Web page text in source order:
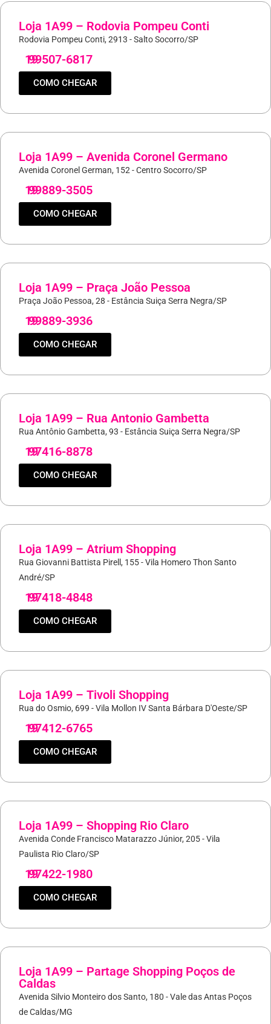
Loja 1A99 – Rodovia Pompeu Conti
Rodovia Pompeu Conti, 2913 - Salto Socorro/SP
19
99507-6817
COMO CHEGAR
Loja 1A99 – Avenida Coronel Germano
Avenida Coronel German, 152 - Centro Socorro/SP
19
99889-3505
COMO CHEGAR
Loja 1A99 – Praça João Pessoa
Praça João Pessoa, 28 - Estância Suiça Serra Negra/SP
19
99889-3936
COMO CHEGAR
Loja 1A99 – Rua Antonio Gambetta
Rua Antônio Gambetta, 93 - Estância Suiça Serra Negra/SP
19
97416-8878
COMO CHEGAR
Loja 1A99 – Atrium Shopping
Rua Giovanni Battista Pirell, 155 - Vila Homero Thon Santo
André/SP
19
97418-4848
COMO CHEGAR
Loja 1A99 – Tivoli Shopping
Rua do Osmio, 699 - Vila Mollon IV Santa Bárbara D'Oeste/SP
19
97412-6765
COMO CHEGAR
Loja 1A99 – Shopping Rio Claro
Avenida Conde Francisco Matarazzo Júnior, 205 - Vila
Paulista Rio Claro/SP
19
97422-1980
COMO CHEGAR
Loja 1A99 – Partage Shopping Poços de
Caldas
Avenida Silvio Monteiro dos Santo, 180 - Vale das Antas Poços
de Caldas/MG